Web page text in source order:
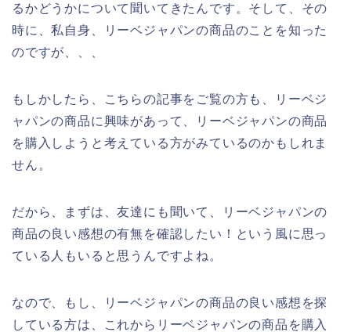
るかどうかについて聞いてきたんです。そして、その
時に、私自身、リーベジャパンの商品のことを知った
のですが、、、
もしかしたら、こちらの記事をご覧の方も、リーベジ
ャパンの商品に興味があって、リーベジャパンの商品
を購入しようと考えている方がみているのかもしれま
せん。
だから、まずは、友達にも聞いて、リーベジャパンの
商品の良い感想の有無を確認したい！という風に思っ
ている人もいると思うんですよね。
なので、もし、リーベジャパンの商品の良い感想を探
している方は、これからリーベジャパンの商品を購入